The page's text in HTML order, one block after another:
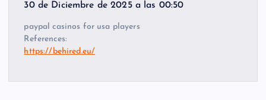
30 de Diciembre de 2025 a las 00:50
paypal casinos for usa players
References:
https://behired.eu/